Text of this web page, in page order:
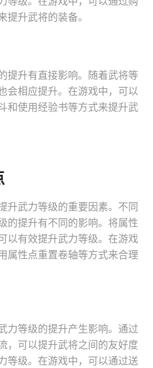
提升武将的装备。
提升有直接影响。随着武将等
会相应提升。在游戏中，可以
和使用经验书等方式来提升武
升武力等级的重要因素。不同
的提升有不同的影响。将属性
以有效提升武力等级。在游戏
属性点重置卷轴等方式来合理
力等级的提升产生影响。通过
，可以提升武将之间的友好度
等级。在游戏中，可以通过送